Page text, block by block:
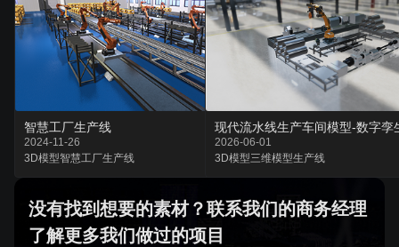
智慧工厂生产线
2024-11-26
3D模型智慧工厂生产线
现代流水线生产车间模型-数字孪
2026-06-01
3D模型三维模型生产线
没有找到想要的素材？联系我们的商务经理
了解更多我们做过的项目